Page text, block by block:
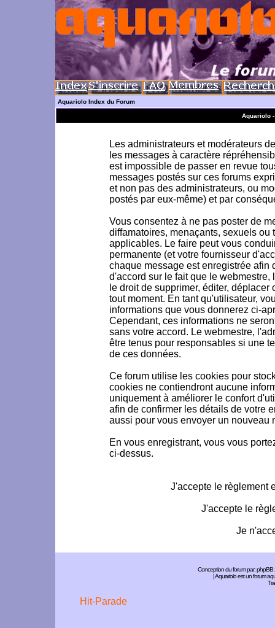
Aquariolo Index du Forum
Aquariolo
Les administrateurs et modérateurs
les messages à caractère
est impossible de passer en revue
messages postés sur ces forums
et non pas des administrateurs, ou
postés par eux-même) et par
Vous consentez à ne pas poster de
diffamatoires, menaçants, sexuels
applicables. Le faire peut vous
permanente (et votre fournisseur
chaque message est enregistrée afin
d'accord sur le fait que le
le droit de supprimer, éditer,
tout moment. En tant qu'utilisateur,
informations que vous donnerez ci-
Cependant, ces informations ne
sans votre accord. Le webmestre,
être tenus pour responsables si une
de ces données.
Ce forum utilise les cookies pour
cookies ne contiendront aucune
uniquement à améliorer le confort
afin de confirmer les détails de votre
aussi pour vous envoyer un nouveau
En vous enregistrant, vous vous
ci-dessus.
J'accepte le règlement
J'accepte le
Je
Conception du forum par:phpBB
| Aquariolo est un forum